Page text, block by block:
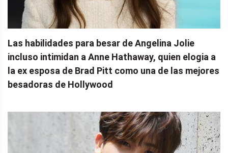
Las habilidades para besar de Angelina Jolie
incluso intimidan a Anne Hathaway, quien elogia a
la ex esposa de Brad Pitt como una de las mejores
besadoras de Hollywood